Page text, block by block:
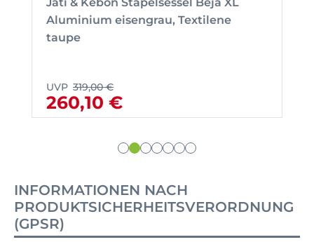
Aluminium eisengrau, Textilene
taupe
UVP 319,00 €
260,10 €
INFORMATIONEN NACH
PRODUKTSICHERHEITSVERORDNUNG
(GPSR)